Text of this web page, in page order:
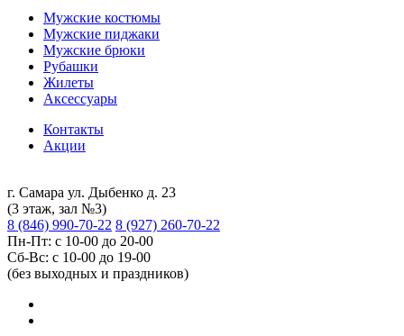
Мужские костюмы
Мужские пиджаки
Мужские брюки
Рубашки
Жилеты
Аксессуары
Контакты
Акции
г. Самара ул. Дыбенко д. 23
(3 этаж, зал №3)
8 (846) 990-70-22 8 (927) 260-70-22
Пн-Пт: с 10-00 до 20-00
Сб-Вс: с 10-00 до 19-00
(без выходных и праздников)